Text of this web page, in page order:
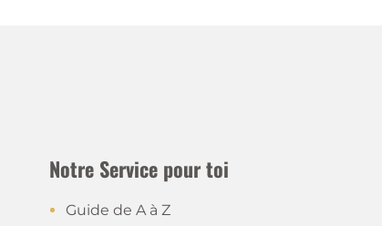
Notre Service pour toi
Guide de A à Z